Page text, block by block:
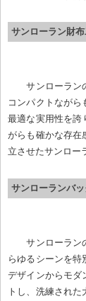
サンローラン財
サンローラン
コンパクトなが
最適な実用性を誇
がらも確かな存在
立させたサンロー
サンローランバ
サンローラン
らゆるシーンを
デザインからモダ
トし、洗練され